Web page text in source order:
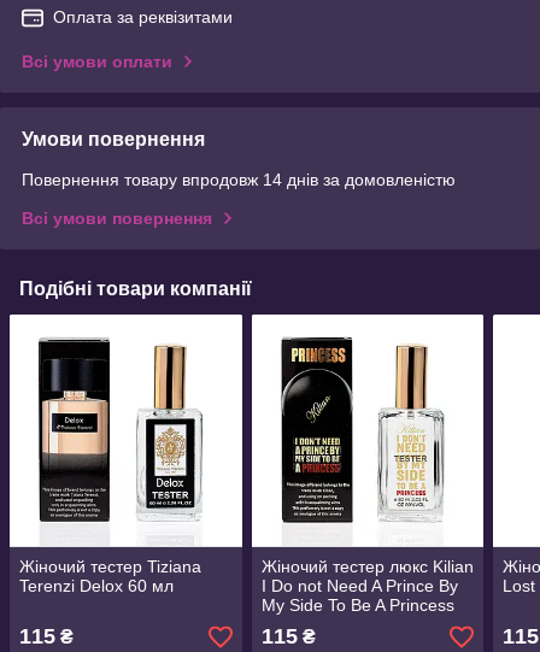
Оплата за реквізитами
Всі умови оплати
Умови повернення
Повернення товару впродовж 14 днів за домовленістю
Всі умови повернення
Подібні товари компанії
Жіночий тестер Tiziana
Terenzi Delox 60 мл
115 ₴
Жіночий тестер люкс Kilian
I Do not Need A Prince By
My Side To Be A Princess
60 мл
115₴ 115